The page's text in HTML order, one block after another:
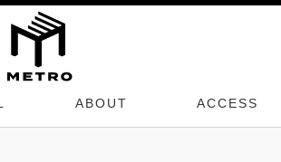
ABOUT ACCESS